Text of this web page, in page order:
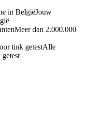
Jouw
Meer dan 2.000.000
Alle